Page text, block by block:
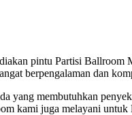
pintu Partisi
berpengalaman dan
yang membutuhkan
kami juga melayani